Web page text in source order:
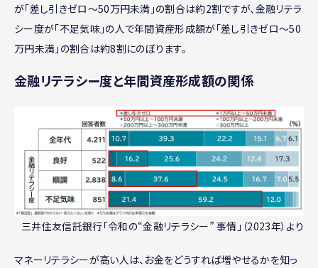
が「差し引きゼロ～50万円未満」の割合は約2割ですが、金融リテラ
シー度が「不足気味」の人で年間資産形成額が「差し引きゼロ～50
万円未満」の割合は約8割にのぼります。
金融リテラシー度と年間資産形成額の関係
三井住友信託銀行「令和の“金融リテラシー” 事情」（2023年）より
マネーリテラシーが高い人は、お金をどうすれば増やせるかを知っ